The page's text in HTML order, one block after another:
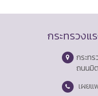
กระทรวงแ
กระท
ถนนมิ
เผยแ